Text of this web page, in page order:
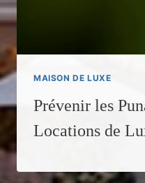
MAISON DE LUXE
Prévenir les
Locations de